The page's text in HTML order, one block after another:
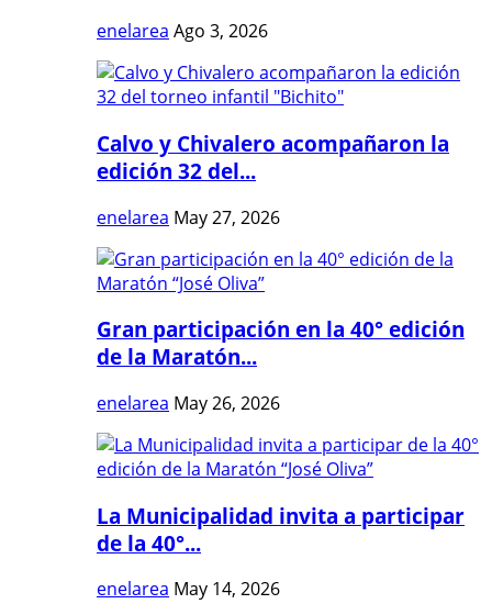
enelarea Ago 3, 2026
Calvo y Chivalero acompañaron la
edición 32 del...
enelarea May 27, 2026
Gran participación en la 40° edición
de la Maratón...
enelarea May 26, 2026
La Municipalidad invita a participar
de la 40°...
enelarea May 14, 2026